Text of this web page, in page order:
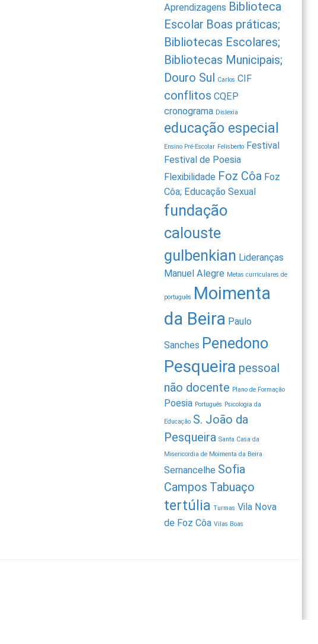
Aprendizagens Biblioteca
Escolar Boas práticas;
Bibliotecas Escolares;
Bibliotecas Municipais;
Douro Sul Carlos CIF
conflitos CQEP
cronograma Dislexia
educação especial
Ensino Pré-Escolar Felisberto Festival
Festival de Poesia
Flexibilidade Foz Côa Foz
Côa; Educação Sexual
fundação
calouste
gulbenkian Lideranças
Manuel Alegre Metas curriculares de
português Moimenta
da Beira Paulo
Sanches Penedono
Pesqueira pessoal
não docente Plano de Formação
Poesia Português Psicologia da
Educação S. João da
Pesqueira Santa Casa da
Misericordia de Moimenta da Beira
Sernancelhe Sofia
Campos Tabuaço
tertúlia Turmas Vila Nova
de Foz Côa Vilas Boas